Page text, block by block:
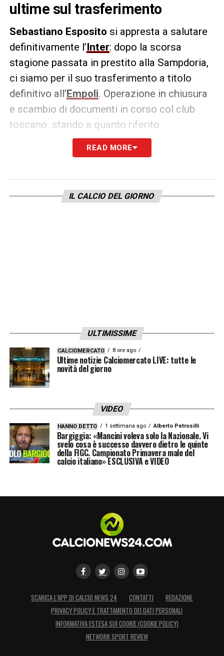
ultime sul trasferimento
Sebastiano Esposito si appresta a salutare
definitivamente l’Inter: dopo la scorsa
stagione passata in prestito alla Sampdoria,
ci siamo per il suo trasferimento a titolo
definitivo all’Empoli. Operazione in chiusura
e scambio di documenti in corso col club
toscano. stando a quanto riferito
Gianluca Di Marzio.
all’Empoli, affare fatto: siamo allo scambio
di documenti».
READ MORE
IL CALCIO DEL GIORNO
ULTIMISSIME
CALCIOMERCATO 8 ore ago
Ultime notizie Calciomercato LIVE: tutte le
novità del giorno
VIDEO
HANNO DETTO 1 settimana ago Alberto Petrosilli
Bargiggia: «Mancini voleva solo la Nazionale. Vi
svelo cosa è successo davvero dietro le quinte
della FIGC. Campionato Primavera male del
calcio italiano» ESCLUSIVA e VIDEO
SCARICA L’APP DI CALCIO NEWS 24 CONTATTI
REDAZIONE
PRIVACY POLICY E TRATTAMENTO DEI DATI PERSONALI
INFORMATIVA ESTESA SUI COOKIE (COOKIE POLICY)
NETWORK SPORT REVIEW